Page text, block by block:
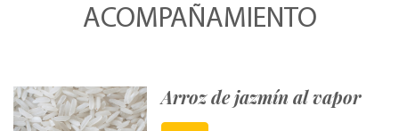
ACOMPAÑAMIENTO
Arroz de jazmín al vapor